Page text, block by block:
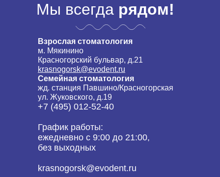
Взрослая стоматология
м. Мякинино
Красногорский бульвар, д.21
krasnogorsk@evodent.ru
Семейная стоматология
жд. станция Павшино/Красногорская
ул. Жуковского, д.19
+7 (495) 012-52-40
График работы:
ежедневно с 9:00 до 21:00,
без выходных
krasnogorsk@evodent.ru
Мы всегда рядом!